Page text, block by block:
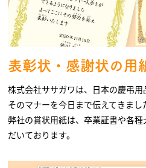
表彰状・感謝状の用
株式会社ササガワは、日本の慶弔
そのマナーを今日まで伝えてきまし
弊社の賞状用紙は、卒業証書や各
だいております。